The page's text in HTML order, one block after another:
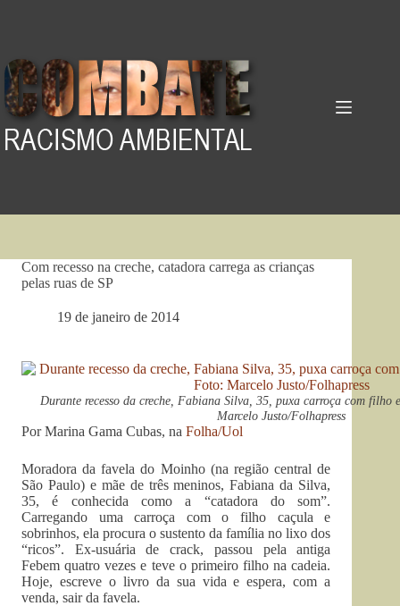
Com recesso na creche, catadora carrega as crianças
pelas ruas de SP
19 de janeiro de 2014
Durante recesso da creche, Fabiana Silva, 35, puxa carroça com filho
Marcelo Justo/Folhapress
Por Marina Gama Cubas, na Folha/Uol
Moradora da favela do Moinho (na região central de
São Paulo) e mãe de três meninos, Fabiana da Silva,
35, é conhecida como a “catadora do som”.
Carregando uma carroça com o filho caçula e
sobrinhos, ela procura o sustento da família no lixo dos
“ricos”. Ex-usuária de crack, passou pela antiga
Febem quatro vezes e teve o primeiro filho na cadeia.
Hoje, escreve o livro da sua vida e espera, com a
venda, sair da favela.